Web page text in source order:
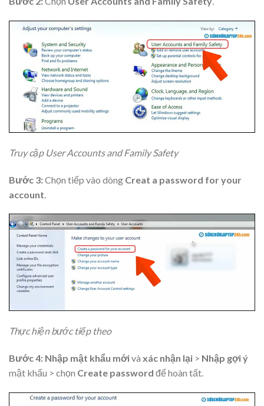
Truy cập User Accounts and Family Safety
Bước 3:Chọn tiếp vào dòng Creat a password for your
account
Thực hiện bước tiếp theo
Bước 4: Nhập mật khẩu mớivà xác nhận lại > Nhập gợi ý
mật khẩu > chọn Create password để hoàn tất.